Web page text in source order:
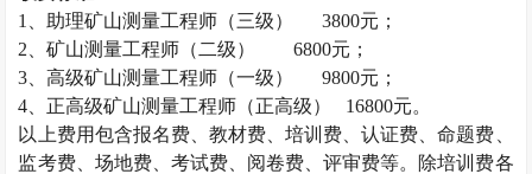
1
、助理矿山测量工程师（三级） 3800元；
2 、矿山测量工程师（二级） 6800元；
3 、高级矿山测量工程师（一级） 9800元；
4 、正高级矿山测量工程师（正高级） 16800元。
以上费用包含报名费、教材费、培训费、认证费、命题费、
监考费、场地费、考试费、阅卷费、评审费等。除培训费各